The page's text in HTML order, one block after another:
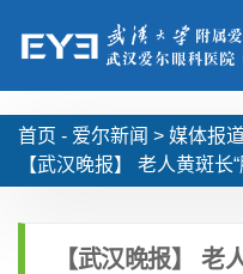
首页 - 爱尔新闻 > 媒体报
【武汉晚报】 老人黄斑长
【武汉晚报】 老